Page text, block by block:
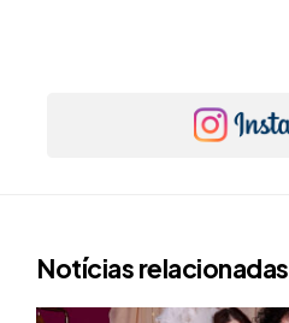
Notícias relacionadas